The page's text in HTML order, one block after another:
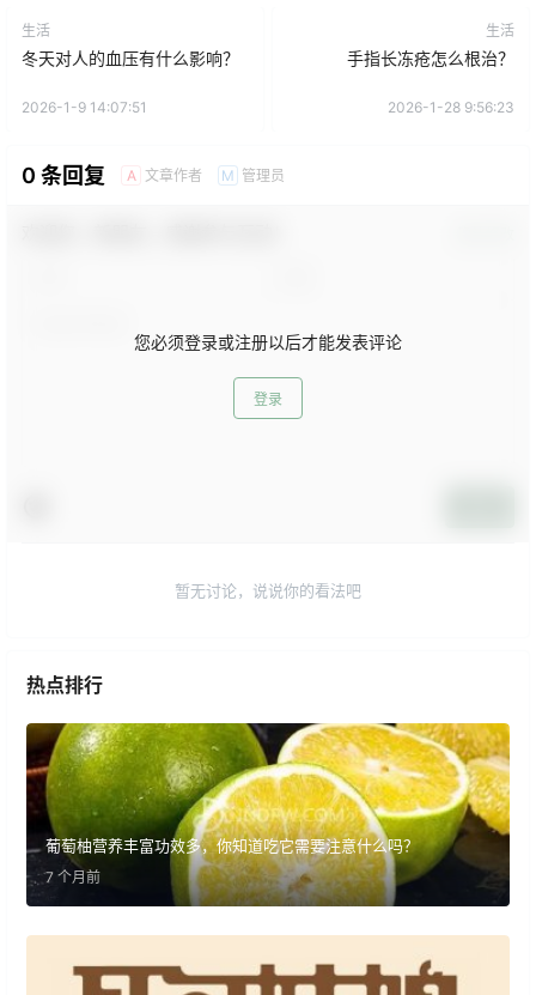
生活
冬天对人的血压有什么影响？
2026-1-9 14:07:51
生活
手指长冻疮怎么根治？
2026-1-28 9:56:23
0 条回复 A 文章作者 M 管理员
您必须登录或注册以后才能发表评论
登录
暂无讨论，说说你的看法吧
热点排行
葡萄柚营养丰富功效多，你知道吃它需要注意什么吗？
7 个月前